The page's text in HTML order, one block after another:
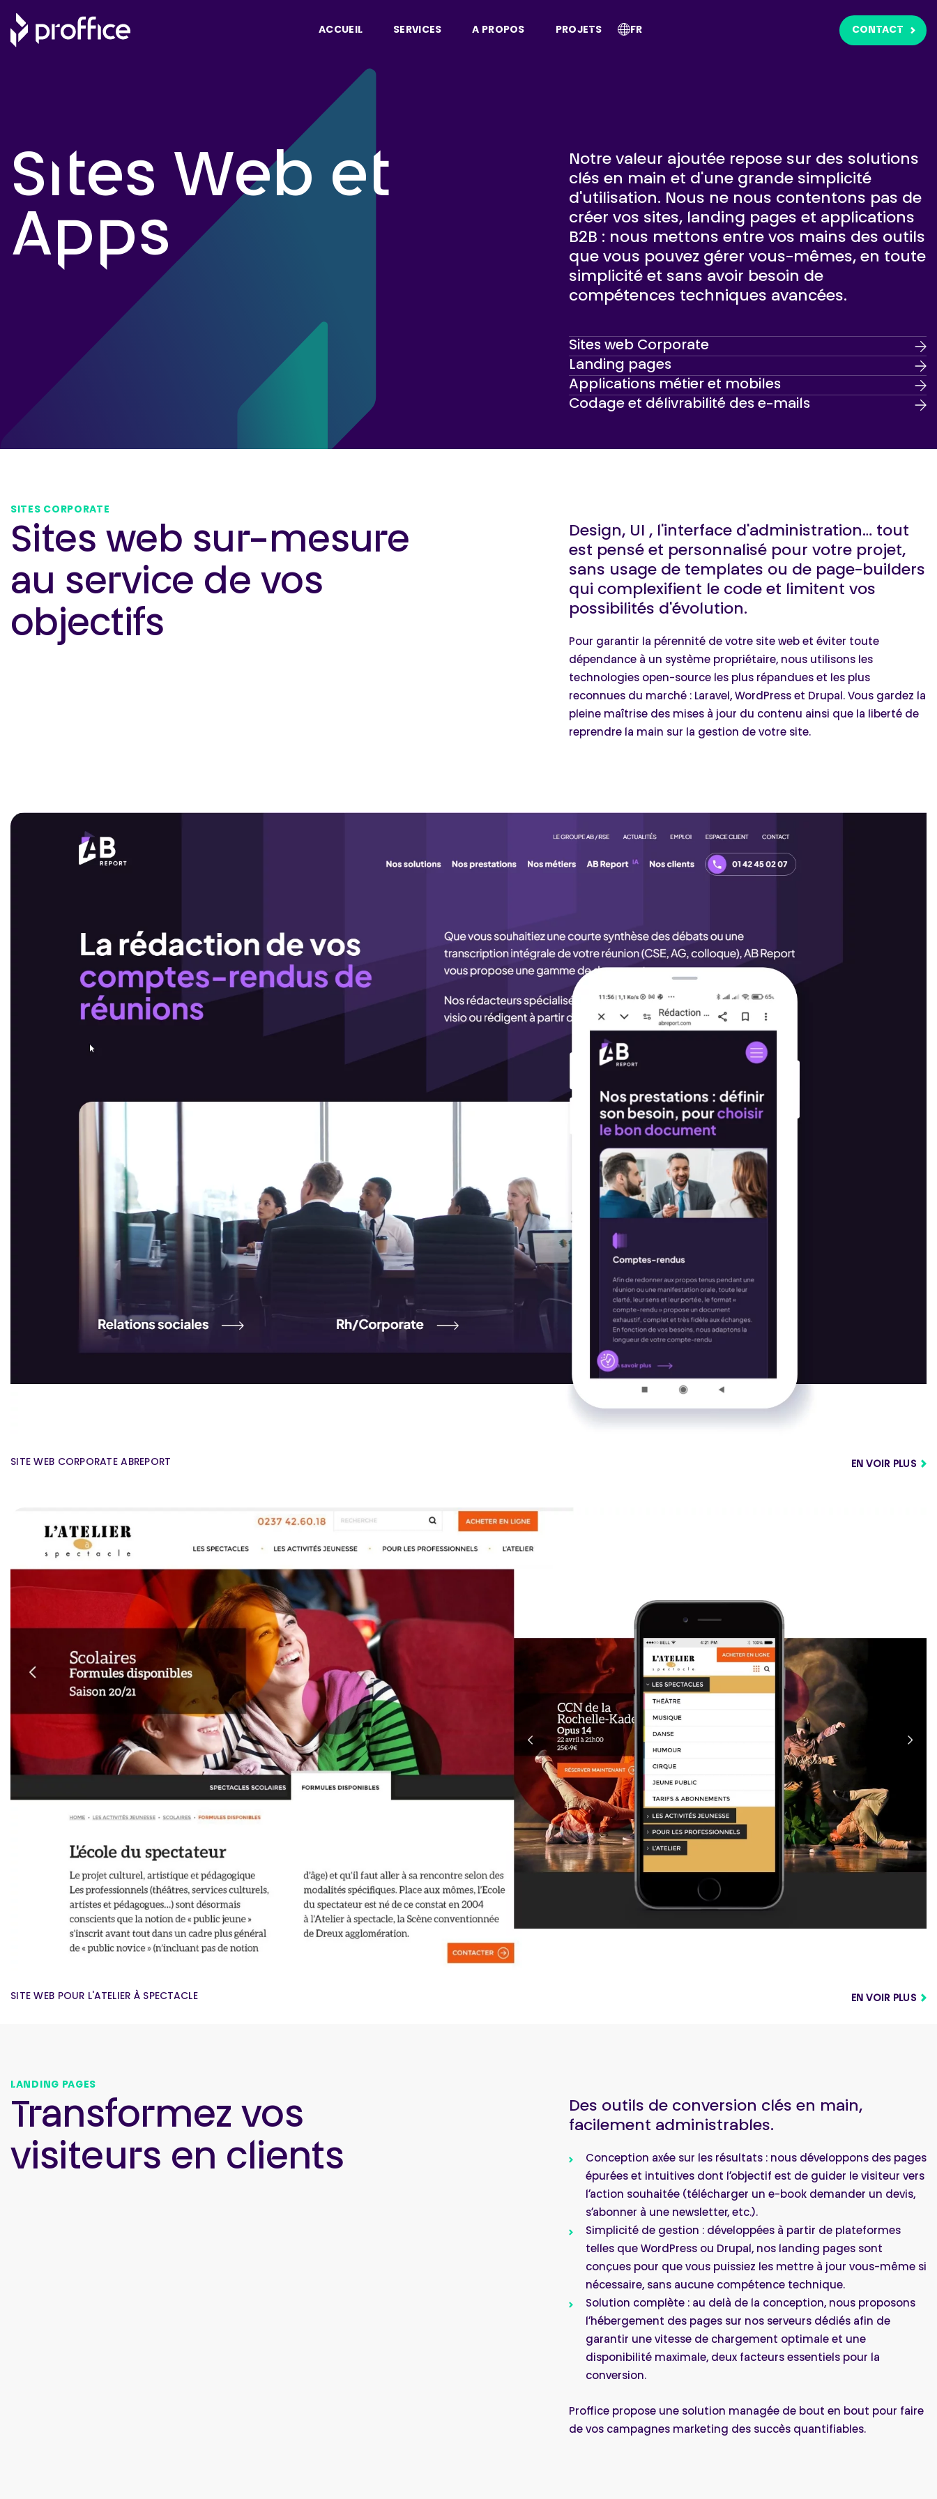
to
content
ACCUEIL SERVICES A PROPOS PROJETS FR CONTACT
Sites Web et
Apps
Notre valeur ajoutée repose sur des solutions
clés en main et d'une grande simplicité
d'utilisation. Nous ne nous contentons pas de
créer vos sites, landing pages et applications
B2B : nous mettons entre vos mains des outils
que vous pouvez gérer vous-mêmes, en toute
simplicité et sans avoir besoin de
compétences techniques avancées.
Sites web Corporate
Landing pages
Applications métier et mobiles
Codage et délivrabilité des e-mails
SITES CORPORATE
Sites web sur-mesure
au service de vos
objectifs
Design, UI , l'interface d'administration... tout
est pensé et personnalisé pour votre projet,
sans usage de templates ou de page-builders
qui complexifient le code et limitent vos
possibilités d'évolution.
Pour garantir la pérennité de votre site web et éviter toute
dépendance à un système propriétaire, nous utilisons les
technologies open-source les plus répandues et les plus
reconnues du marché : Laravel, WordPress et Drupal. Vous gardez la
pleine maîtrise des mises à jour du contenu ainsi que la liberté de
reprendre la main sur la gestion de votre site.
SITE WEB CORPORATE ABREPORT EN VOIR PLUS
SITE WEB POUR L'ATELIER À SPECTACLE EN VOIR PLUS
LANDING PAGES
Transformez vos
visiteurs en clients
Des outils de conversion clés en main,
facilement administrables.
Conception axée sur les résultats : nous développons des pages
épurées et intuitives dont l’objectif est de guider le visiteur vers
l’action souhaitée (télécharger un e-book demander un devis,
s’abonner à une newsletter, etc.).
Simplicité de gestion : développées à partir de plateformes
telles que WordPress ou Drupal, nos landing pages sont
conçues pour que vous puissiez les mettre à jour vous-même si
nécessaire, sans aucune compétence technique.
Solution complète : au delà de la conception, nous proposons
l’hébergement des pages sur nos serveurs dédiés afin de
garantir une vitesse de chargement optimale et une
disponibilité maximale, deux facteurs essentiels pour la
conversion.
Proffice propose une solution managée de bout en bout pour faire
de vos campagnes marketing des succès quantifiables.